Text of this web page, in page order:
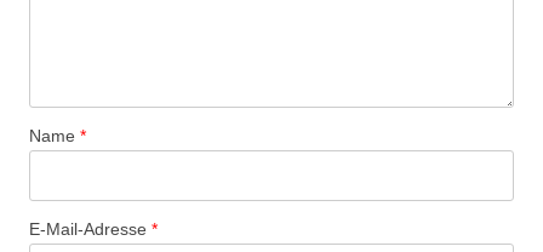
Name *
E-Mail-Adresse *